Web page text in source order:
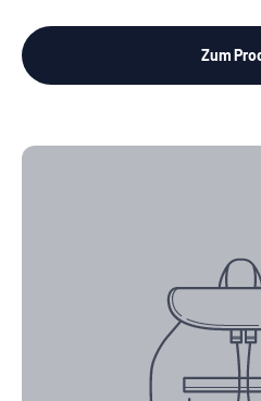
Zum